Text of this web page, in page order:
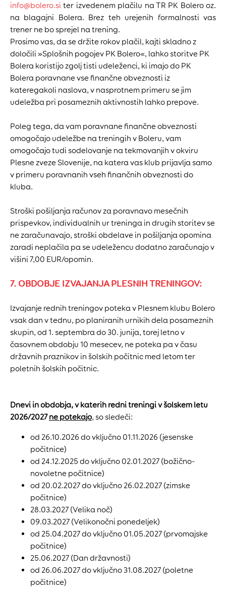
info@bolero.si ter izvedenem plačilu na TR PK Bolero oz.
na blagajni Bolera. Brez teh urejenih formalnosti vas
trener ne bo sprejel na trening.
Prosimo vas, da se držite rokov plačil, kajti skladno z
določili »Splošnih pogojev PK Bolero«, lahko storitve PK
Bolera koristijo zgolj tisti udeleženci, ki imajo do PK
Bolera poravnane vse finančne obveznosti iz
kateregakoli naslova, v nasprotnem primeru se jim
udeležba pri posameznih aktivnostih lahko prepove.
Poleg tega, da vam poravnane finančne obveznosti
omogočajo udeležbe na treningih v Boleru, vam
omogočajo tudi sodelovanje na tekmovanjih v okviru
Plesne zveze Slovenije, na katera vas klub prijavlja samo
v primeru poravnanih vseh finančnih obveznosti do
kluba.
Stroški pošiljanja računov za poravnavo mesečnih
prispevkov, individualnih ur treninga in drugih storitev se
ne zaračunavajo, stroški obdelave in pošiljanja opomina
zaradi neplačila pa se udeležencu dodatno zaračunajo v
višini 7,00 EUR/opomin.
7. OBDOBJE IZVAJANJA PLESNIH TRENINGOV:
Izvajanje rednih treningov poteka v Plesnem klubu Bolero
vsak dan v tednu, po planiranih urnikih dela posameznih
skupin, od 1. septembra do 30. junija, torej letno v
časovnem obdobju 10 mesecev, ne poteka pa v času
državnih praznikov in šolskih počitnic med letom ter
poletnih šolskih počitnic.
Dnevi in obdobja, v katerih redni treningi v šolskem letu
2026/2027ne potekajo, so sledeči:
od 26.10.2026 do vključno 01.11.2026 (jesenske
počitnice)
od 24.12.2025 do vključno 02.01.2027 (božično-
novoletne počitnice)
od 20.02.2027 do vključno 26.02.2027 (zimske
počitnice)
28.03.2027 (Velika noč)
09.03.2027 (Velikonočni ponedeljek)
od 25.04.2027 do vključno 01.05.2027 (prvomajske
počitnice)
25.06.2027 (Dan državnosti)
od 26.06.2027 do vključno 31.08.2027 (poletne
počitnice)